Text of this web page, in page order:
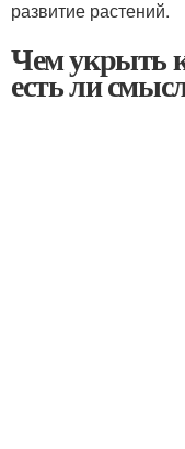
развитие растений.
Чем укрыть
есть ли